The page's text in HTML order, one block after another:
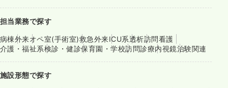
担当業務で探す
病棟外来オペ室(手術室)救急外来ICU系透析訪問看護
介護・福祉系検診・健診保育園・学校訪問診療内視鏡治験関連
施設形態で探す